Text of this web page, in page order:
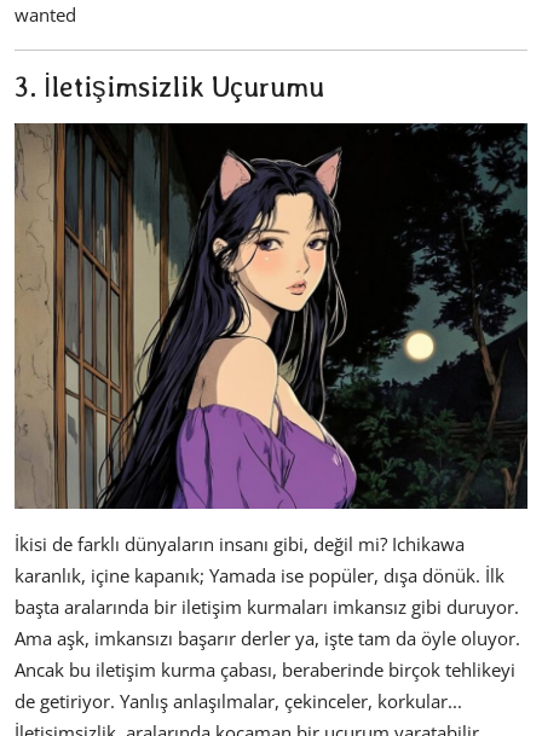
wanted
3. İletişimsizlik Uçurumu
İkisi de farklı dünyaların insanı gibi, değil mi? Ichikawa
karanlık, içine kapanık; Yamada ise popüler, dışa dönük. İlk
başta aralarında bir iletişim kurmaları imkansız gibi duruyor.
Ama aşk, imkansızı başarır derler ya, işte tam da öyle oluyor.
Ancak bu iletişim kurma çabası, beraberinde birçok tehlikeyi
de getiriyor. Yanlış anlaşılmalar, çekinceler, korkular...